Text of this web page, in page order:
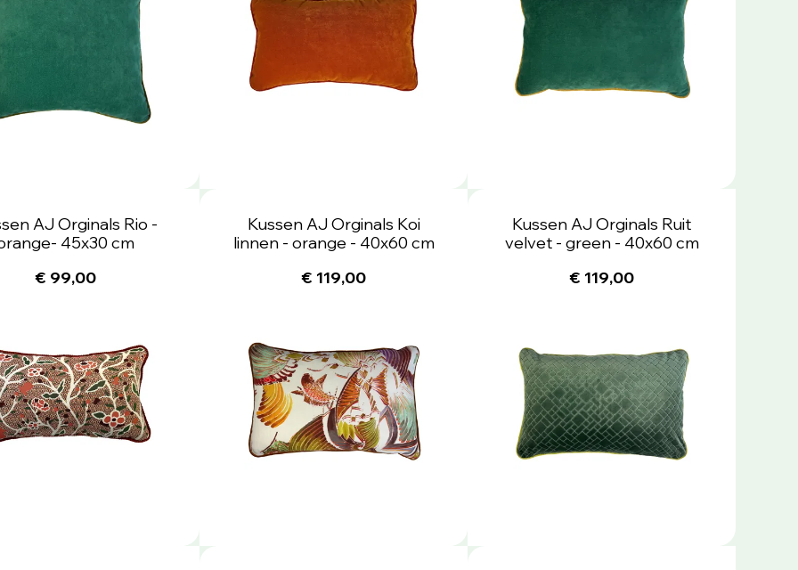
AJ Orginals Rio -
45x30 cm
€ 99,00
Kussen AJ Orginals Koi
linnen - orange - 40x60 cm
€ 119,00
Kussen AJ Orginals Ruit
velvet - green - 40x60 cm
€ 119,00